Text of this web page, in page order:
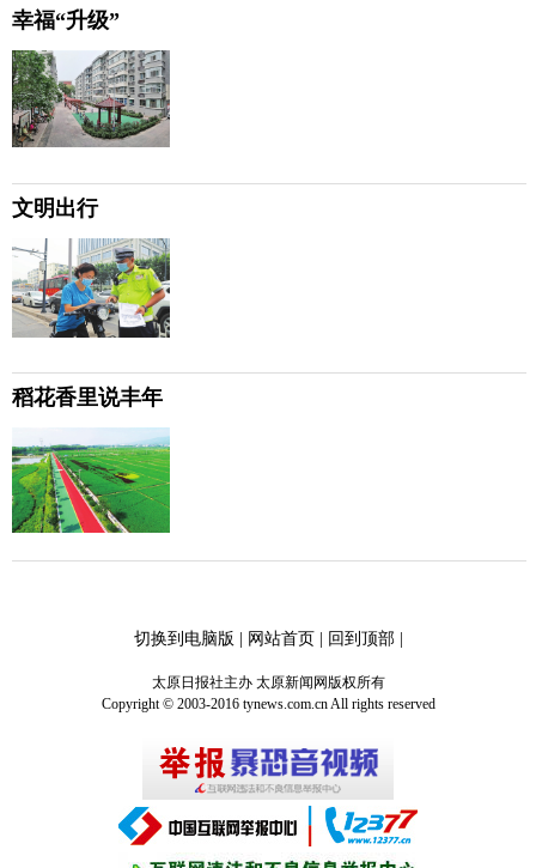
幸福“升级”
文明出行
稻花香里说丰年
切换到电脑版 网站首页 回到顶部|
太原日报社主办 太原新闻网版权所有
Copyright © 2003-2016 tynews.com.cn All rights reserved